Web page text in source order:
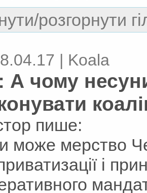
розгорнути
| Koala
А чому
пише:
може мерство
і